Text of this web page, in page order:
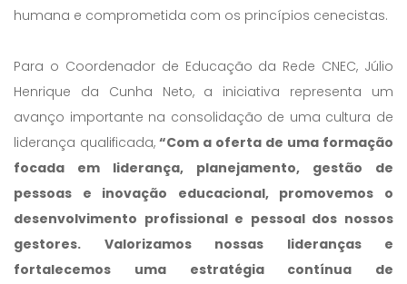
humana e comprometida com os princípios cenecistas.
Para o Coordenador de Educação da Rede CNEC, Júlio
Henrique da Cunha Neto, a iniciativa representa um
avanço importante na consolidação de uma cultura de
liderança qualificada, “Com a oferta de uma formação
focada em liderança, planejamento, gestão de
pessoas e inovação educacional, promovemos o
desenvolvimento profissional e pessoal dos nossos
gestores. Valorizamos nossas lideranças e
fortalecemos uma estratégia contínua de